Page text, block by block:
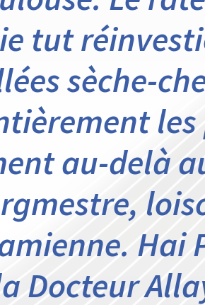
tut
sèche-
au-delà
Hai
Docteur